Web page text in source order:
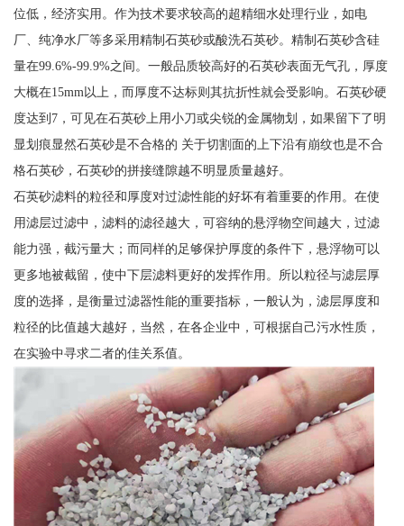
位低，经济实用。作为技术要求较高的超精细水处理行业，如电
厂、纯净水厂等多采用精制石英砂或酸洗石英砂。精制石英砂含硅
量在99.6%-99.9%之间。一般品质较高好的石英砂表面无气孔，厚度
大概在15mm以上，而厚度不达标则其抗折性就会受影响。石英砂硬
度达到7，可见在石英砂上用小刀或尖锐的金属物划，如果留下了明
显划痕显然石英砂是不合格的 关于切割面的上下沿有崩纹也是不合
格石英砂，石英砂的拼接缝隙越不明显质量越好。
石英砂滤料的粒径和厚度对过滤性能的好坏有着重要的作用。在使
用滤层过滤中，滤料的滤径越大，可容纳的悬浮物空间越大，过滤
能力强，截污量大；而同样的足够保护厚度的条件下，悬浮物可以
更多地被截留，使中下层滤料更好的发挥作用。所以粒径与滤层厚
度的选择，是衡量过滤器性能的重要指标，一般认为，滤层厚度和
粒径的比值越大越好，当然，在各企业中，可根据自己污水性质，
在实验中寻求二者的佳关系值。